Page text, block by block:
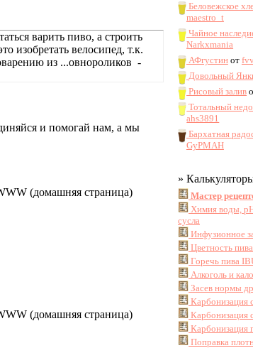
варить пиво, а строить
изобретать велосипед, т.к.
из ...овнороликов -
и помогай нам, а мы
(домашняя страница)
(домашняя страница)
Беловежское
maestro_t
Чайное
Narkxmania
АФгустинот
Довольный
Рисовый залив
Тотальный
ahs3891
Бархатная
GyPMAH
»
Мастер
Химия воды,
сусла
Инфузионное
Цветность
Горечь пива
Алкоголь и
Засев нормы
Карбонизация
Карбонизация
Карбонизация
Поправка